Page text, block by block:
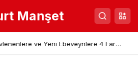
Manşet
ve Yeni Ebeveynlere 4 Farklı